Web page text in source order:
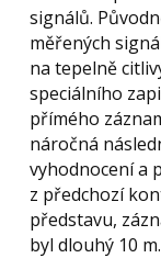
signálů.
měřených
na tepelně
speciálního
přímého
náročná
vyhodnocení a
z předchozí
představu,
byl dlouhý 10 m.